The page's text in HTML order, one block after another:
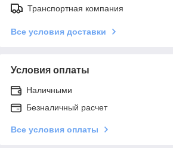
Транспортная компания
Все условия доставки
Условия оплаты
Наличными
Безналичный расчет
Все условия оплаты